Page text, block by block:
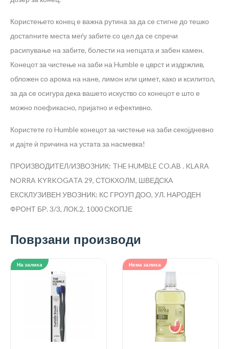
Користењето конец е важна рутина за да се стигне до тешко
достапните места меѓу забите со цел да се спречи
расипување на забите, болести на непцата и забен камен.
Конецот за чистење на заби на Humble е цврст и издржлив,
обложен со арома на нане, лимон или цимет, како и ксилитол,
за да се осигура дека вашето искуство со конецот е што е
можно поефикасно, пријатно и ефективно.
Користете го Humble конецот за чистење на заби секојдневно
и дајте ѝ причина на устата за насмевка!
ПРОИЗВОДИТЕЛ/ИЗВОЗНИК: THE HUMBLE CO.AB . KLARA
NORRA KYRKOGATA 29, СТОКХОЛМ, ШВЕДСКА
ЕКСКЛУЗИВЕН УВОЗНИК: КС ГРОУП ДОО, УЛ. НАРОДЕН
ФРОНТ БР. 3/3, ЛОК.2, 1000 СКОПЈЕ
Поврзани производи
На залиха Нема залиха